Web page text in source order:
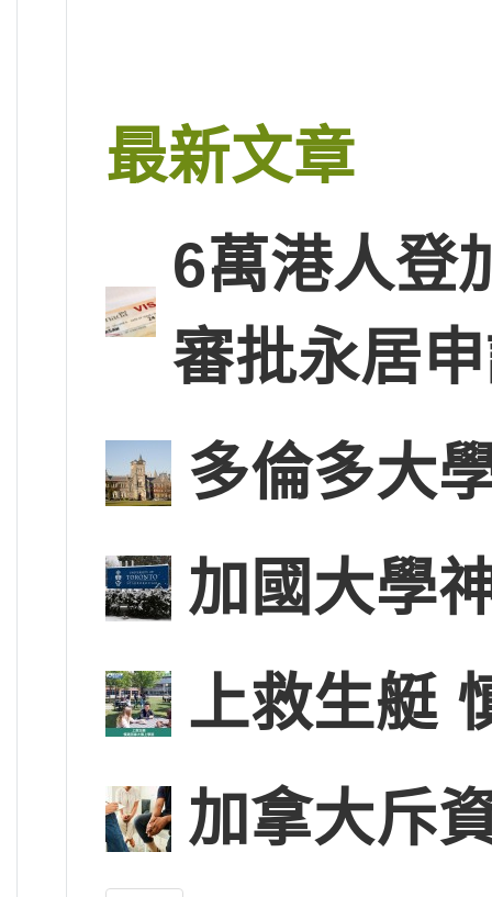
最新文章
6萬港人登
審批永居
多倫多大
加國大學
上救生艇
加拿大斥